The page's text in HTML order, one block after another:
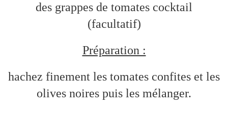
des grappes de tomates cocktail
(facultatif)
Préparation :
hachez finement les tomates confites et les
olives noires puis les mélanger.